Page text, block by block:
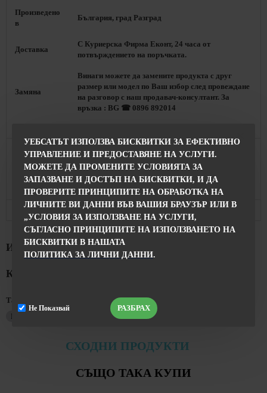
УЕБСАТЪТ ИЗПОЛЗВА БИСКВИТКИ ЗА ЕФЕКТИВНО
УПРАВЛЕНИЕ И ПРЕДОСТАВЯНЕ НА УСЛУГИ.
МОЖЕТЕ ДА ПРОМЕНИТЕ УСЛОВИЯТА ЗА
ЗАПАЗВАНЕ И ДОСТЪП НА БИСКВИТКИ, И ДА
ПРОВЕРИТЕ ПРИНЦИПИТЕ НА ОБРАБОТКА НА
ЛИЧНИТЕ ВИ ДАННИ ВЪВ ВАШИЯ БРАУЗЪР ИЛИ В
„УСЛОВИЯ ЗА ИЗПОЛЗВАНЕ НА УСЛУГИ,
СЪГЛАСНО ПРИНЦИПИТЕ НА ИЗПОЛЗВАНЕТО НА
БИСКВИТКИ В НАШАТА
ПОЛИТИКА ЗА ЛИЧНИ ДАННИ.
РАЗБРАХ
Не Показвай
Произведено
в
България, град Разград
Доставка
С Куриерска Фирма Еконт, 24 часа от
потвърждението на поръчката.
Замяна
Винаги можете да замените продукта с друг
размер или модел по Ваш избор след провеждане
на разговор с наш продавач-консултант. За
връзка : BG ☎ 0896 892014
Стил Елегантен Стил
Продуктът се Предлага в
Магазини Разград, М-н INISESS / София, Пиротска 12 Б
ИНФОРМАЦИЯ ЗА ПОРЪЧКИТЕ
КОМЕНТАРИ
Тагове: Тъмно Син Дамски Гащеризон
Пролет - Лято 2021
СХОДНИ ПРОДУКТИ
СЪЩО ТАКА КУПИ